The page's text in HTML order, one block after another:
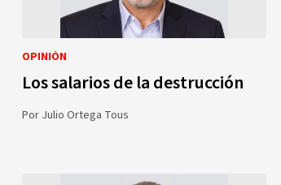
OPINIÓN
Los salarios de la destrucción
Por Julio Ortega Tous